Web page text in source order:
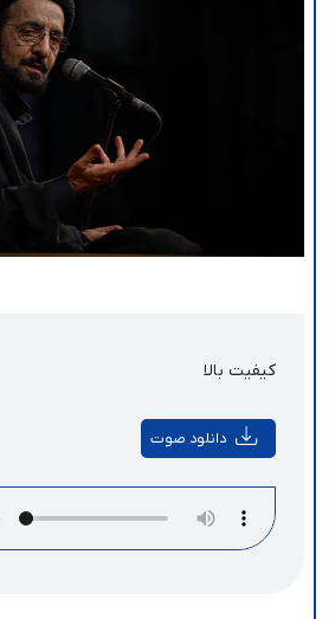
کیفیت بالا
دانلود صوت